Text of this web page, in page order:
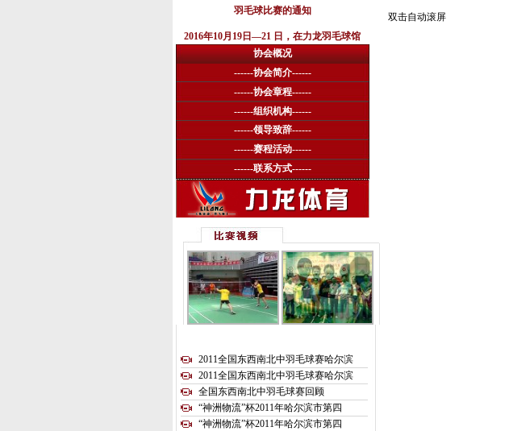
羽毛球比赛的通知
2016年10月19日—21 日，在力龙羽毛球馆
举行。
协会概况
------协会简介------
------协会章程------
------组织机构------
------领导致辞------
------赛程活动------
------联系方式------
2011全国东西南北中羽毛球赛哈尔滨
2011全国东西南北中羽毛球赛哈尔滨
全国东西南北中羽毛球赛回顾
“神洲物流”杯2011年哈尔滨市第四
“神洲物流”杯2011年哈尔滨市第四
双击自动滚屏